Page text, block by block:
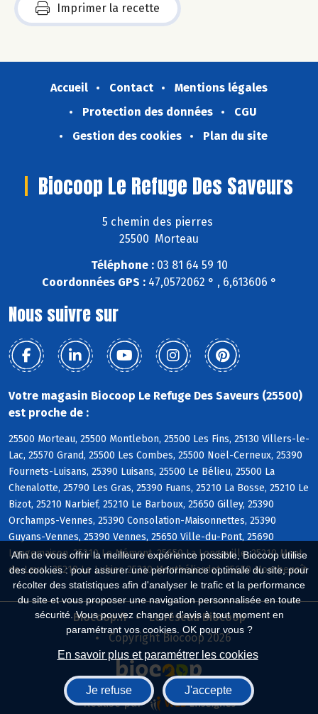
Afin de vous offrir la meilleure expérience possible, Biocoop utilise
des cookies : pour assurer une performance optimale du site, pour
récolter des statistiques afin d'analyser le trafic et la performance
du site et vous proposer une navigation personnalisée en toute
sécurité. Vous pouvez changer d'avis à tout moment en
paramétrant vos cookies. OK pour vous ?
En savoir plus et paramétrer les cookies
Je refuse J'accepte
Imprimer la recette
Accueil Contact
Mentions légales
Protection des données
CGU
Gestion des cookies
Plan du site
Biocoop Le Refuge Des Saveurs
5 chemin des pierres
25500 Morteau
Téléphone :03 81 64 59 10
Coordonnées GPS :47,0572062 ° , 6,613606 °
Nous suivre sur
Votre magasin Biocoop Le Refuge Des Saveurs (25500)
est proche de :
25500 Morteau, 25500 Montlebon, 25500 Les Fins, 25130 Villers-le-
Lac, 25570 Grand, 25500 Les Combes, 25500 Noël-Cerneux, 25390
Fournets-Luisans, 25390 Luisans, 25500 Le Bélieu, 25500 La
Chenalotte, 25790 Les Gras, 25390 Fuans, 25210 La Bosse, 25210 Le
Bizot, 25210 Narbief, 25210 Le Barboux, 25650 Gilley, 25390
Orchamps-Vennes, 25390 Consolation-Maisonnettes, 25390
Guyans-Vennes, 25390 Vennes, 25650 Ville-du-Pont, 25690
Longemaison, 25210 Le Mémont, 25650 La Longeville, 25210 Mont-
de-Laval, 25210 Le Luhier, 25210 Montbéliardot, 25650 Montbenoît
Biocoop.fr
Le réseau Biocoop
Copyright Biocoop 2026
Réalisé par